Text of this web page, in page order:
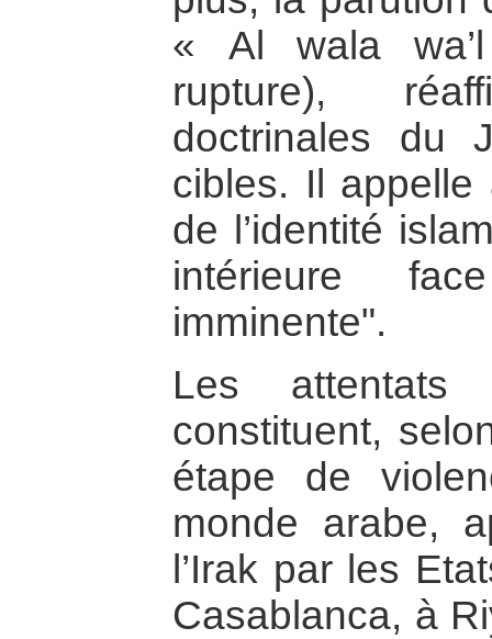
« Al wala
rupture),
doctrinales du
cibles. Il
de l’identité
intérieure
imminente".
Les attentats
constituent,
étape de
monde arabe,
l’Irak par les
Casablanca, à